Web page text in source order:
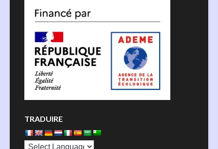
TRADUIRE